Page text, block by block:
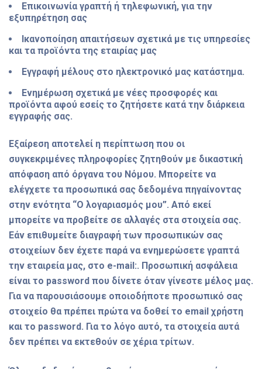
Επικοινωνία γραπτή ή τηλεφωνική, για την
εξυπηρέτηση σας
Ικανοποίηση απαιτήσεων σχετικά με τις υπηρεσίες
και τα προϊόντα της εταιρίας μας
Εγγραφή μέλους στο ηλεκτρονικό μας κατάστημα.
Ενημέρωση σχετικά με νέες προσφορές και
προϊόντα αφού εσείς το ζητήσετε κατά την διάρκεια
εγγραφής σας.
Εξαίρεση αποτελεί η περίπτωση που οι
συγκεκριμένες πληροφορίες ζητηθούν με δικαστική
απόφαση από όργανα του Νόμου. Μπορείτε να
ελέγχετε τα προσωπικά σας δεδομένα πηγαίνοντας
στην ενότητα “Ο λογαριασμός μου”. Από εκεί
μπορείτε να προβείτε σε αλλαγές στα στοιχεία σας.
Εάν επιθυμείτε διαγραφή των προσωπικών σας
στοιχείων δεν έχετε παρά να ενημερώσετε γραπτά
την εταιρεία μας, στο e-mail:. Προσωπική ασφάλεια
είναι το password που δίνετε όταν γίνεστε μέλος μας.
Για να παρουσιάσουμε οποιοδήποτε προσωπικό σας
στοιχείο θα πρέπει πρώτα να δοθεί το email χρήστη
και το password. Για το λόγο αυτό, τα στοιχεία αυτά
δεν πρέπει να εκτεθούν σε χέρια τρίτων.